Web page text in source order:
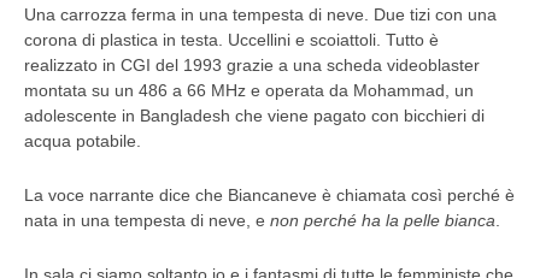
Una carrozza ferma in una tempesta di neve. Due tizi con una
corona di plastica in testa. Uccellini e scoiattoli. Tutto è
realizzato in CGI del 1993 grazie a una scheda videoblaster
montata su un 486 a 66 MHz e operata da Mohammad, un
adolescente in Bangladesh che viene pagato con bicchieri di
acqua potabile.
La voce narrante dice che Biancaneve è chiamata così perché è
nata in una tempesta di neve, e non perché ha la pelle bianca
In sala ci siamo soltanto io e i fantasmi di tutte le femministe che